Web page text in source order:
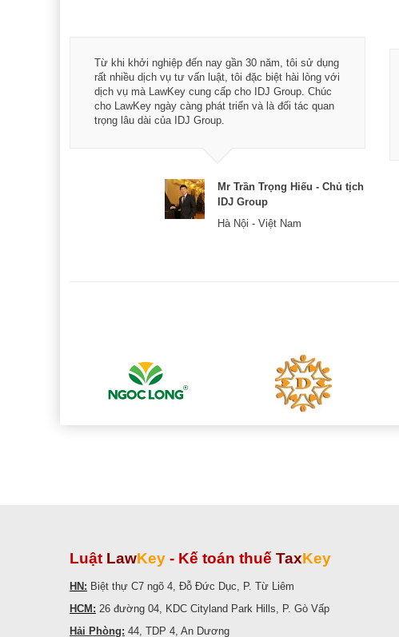
Từ khi khởi nghiệp đến nay gần 30 năm, tôi sử dụng
rất nhiều dịch vụ tư vấn luật, tôi đặc biệt hài lòng với
dịch vụ mà LawKey cung cấp cho IDJ Group. Chúc
cho LawKey ngày càng phát triển và là đối tác quan
trọng lâu dài của IDJ Group.
Mr Trần Trọng Hiếu - Chủ tịch
IDJ Group
Hà Nội - Việt Nam
Luật LawKey - Kế toán thuế TaxKey
HN: Biệt thự C7 ngõ 4, Đỗ Đức Dục, P. Từ Liêm
HCM: 26 đường 04, KDC Cityland Park Hills, P. Gò Vấp
Hải Phòng: 44, TDP 4, An Dương